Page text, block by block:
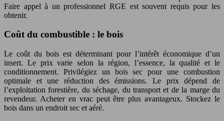
Faire appel à un professionnel RGE est souvent requis pour les
obtenir.
Coût du combustible : le bois
Le coût du bois est déterminant pour l’intérêt économique d’un
insert. Le prix varie selon la région, l’essence, la qualité et le
conditionnement. Privilégiez un bois sec pour une combustion
optimale et une réduction des émissions. Le prix dépend de
l’exploitation forestière, du séchage, du transport et de la marge du
revendeur. Acheter en vrac peut être plus avantageux. Stockez le
bois dans un endroit sec et aéré.